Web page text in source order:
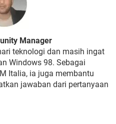
Manager
teknologi dan masih ingat
Windows 98. Sebagai
Italia, ia juga membantu
jawaban dari pertanyaan